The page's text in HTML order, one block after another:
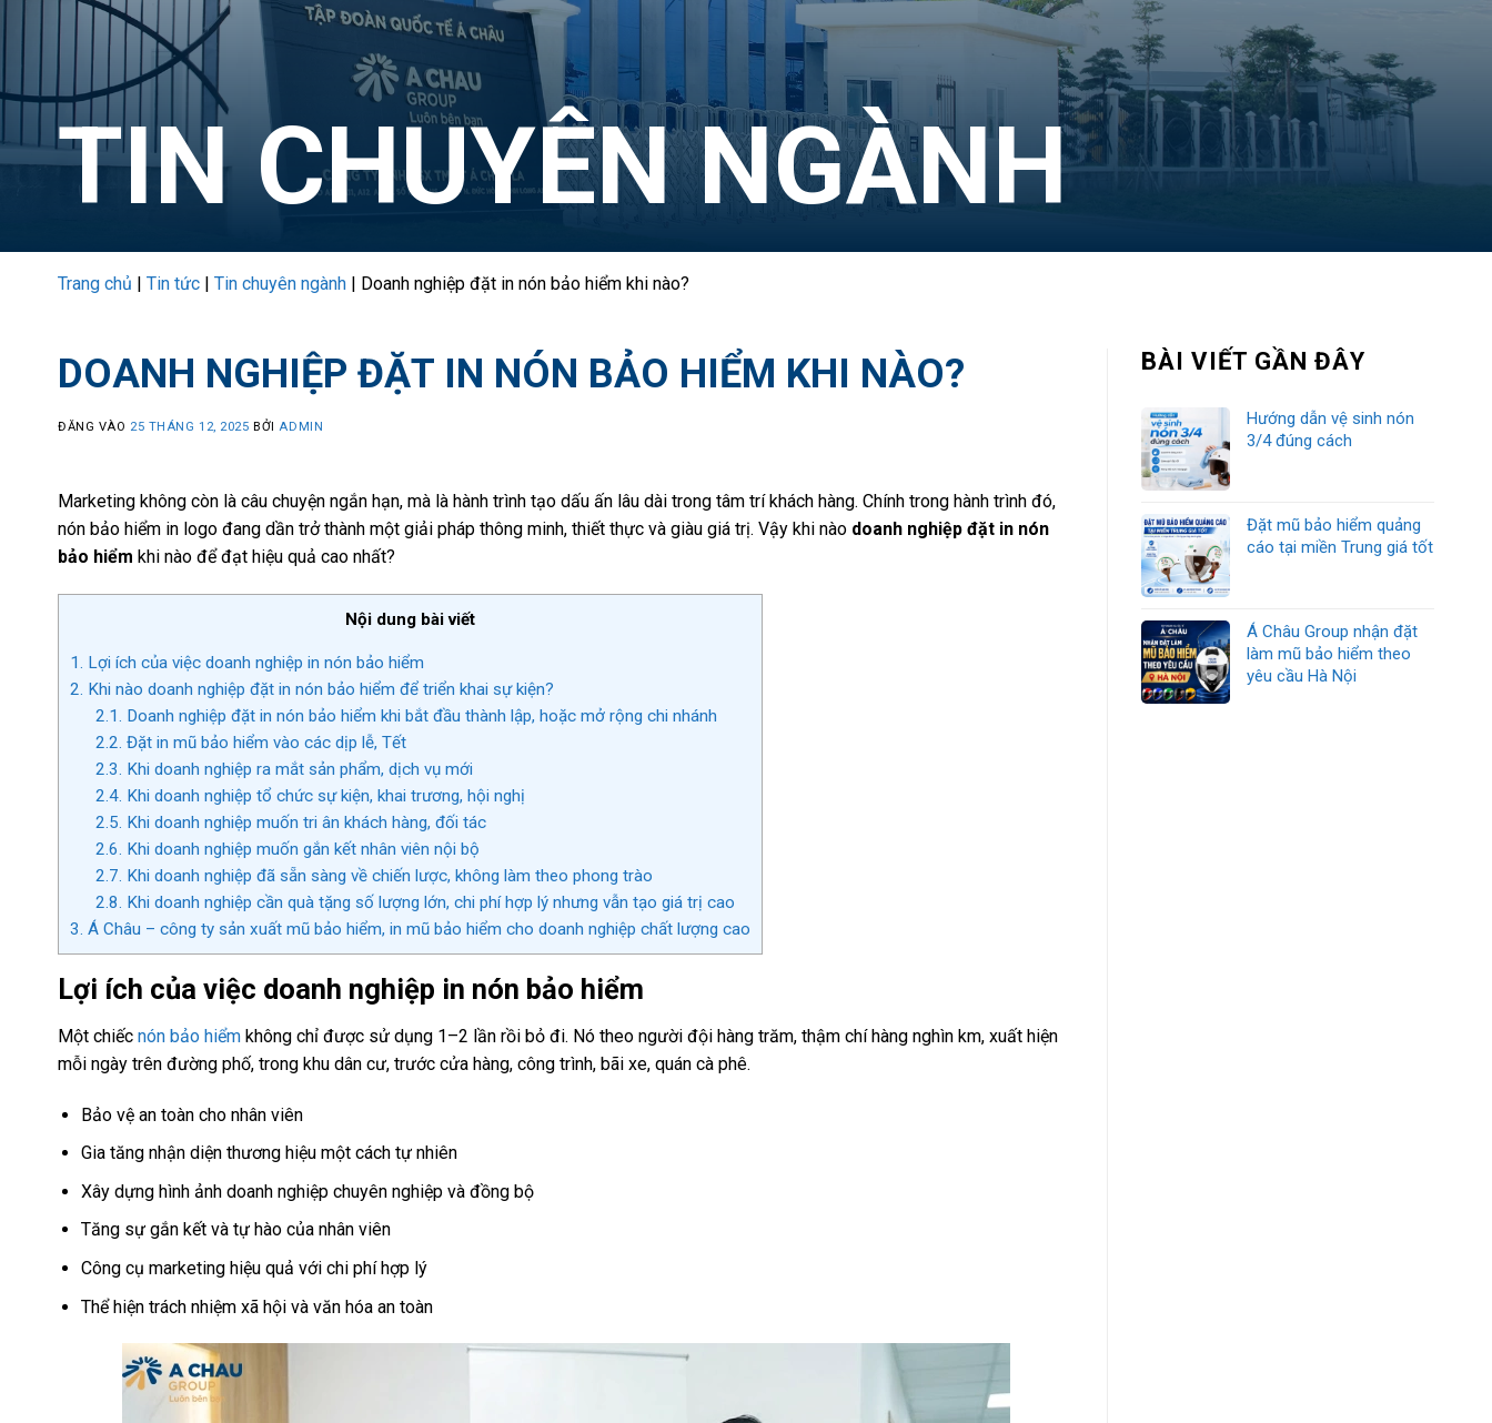
TIN CHUYÊN NGÀNH
Trang chủ | Tin tức | Tin chuyên ngành | Doanh nghiệp đặt in nón bảo hiểm khi nào?
DOANH NGHIỆP ĐẶT IN NÓN BẢO HIỂM KHI NÀO?
ĐĂNG VÀO 25 THÁNG 12, 2025 BỞIADMIN
Marketing không còn là câu chuyện ngắn hạn, mà là hành trình tạo dấu ấn lâu dài trong tâm trí khách hàng. Chính trong hành trình đó,
nón bảo hiểm in logo đang dần trở thành một giải pháp thông minh, thiết thực và giàu giá trị. Vậy khi nào doanh nghiệp đặt in nón
bảo hiểm khi nào để đạt hiệu quả cao nhất?
Nội dung bài viết
1. Lợi ích của việc doanh nghiệp in nón bảo hiểm
2. Khi nào doanh nghiệp đặt in nón bảo hiểm để triển khai sự kiện?
2.1. Doanh nghiệp đặt in nón bảo hiểm khi bắt đầu thành lập, hoặc mở rộng chi nhánh
2.2. Đặt in mũ bảo hiểm vào các dịp lễ, Tết
2.3. Khi doanh nghiệp ra mắt sản phẩm, dịch vụ mới
2.4. Khi doanh nghiệp tổ chức sự kiện, khai trương, hội nghị
2.5. Khi doanh nghiệp muốn tri ân khách hàng, đối tác
2.6. Khi doanh nghiệp muốn gắn kết nhân viên nội bộ
2.7. Khi doanh nghiệp đã sẵn sàng về chiến lược, không làm theo phong trào
2.8. Khi doanh nghiệp cần quà tặng số lượng lớn, chi phí hợp lý nhưng vẫn tạo giá trị cao
3. Á Châu – công ty sản xuất mũ bảo hiểm, in mũ bảo hiểm cho doanh nghiệp chất lượng cao
Lợi ích của việc doanh nghiệp in nón bảo hiểm
Một chiếc nón bảo hiểm không chỉ được sử dụng 1–2 lần rồi bỏ đi. Nó theo người đội hàng trăm, thậm chí hàng nghìn km, xuất hiện
mỗi ngày trên đường phố, trong khu dân cư, trước cửa hàng, công trình, bãi xe, quán cà phê.
Bảo vệ an toàn cho nhân viên
Gia tăng nhận diện thương hiệu một cách tự nhiên
Xây dựng hình ảnh doanh nghiệp chuyên nghiệp và đồng bộ
Tăng sự gắn kết và tự hào của nhân viên
Công cụ marketing hiệu quả với chi phí hợp lý
Thể hiện trách nhiệm xã hội và văn hóa an toàn
BÀI VIẾT GẦN ĐÂY
Hướng dẫn vệ sinh nón
3/4 đúng cách
Đặt mũ bảo hiểm quảng
cáo tại miền Trung giá tốt
Á Châu Group nhận đặt
làm mũ bảo hiểm theo
yêu cầu Hà Nội